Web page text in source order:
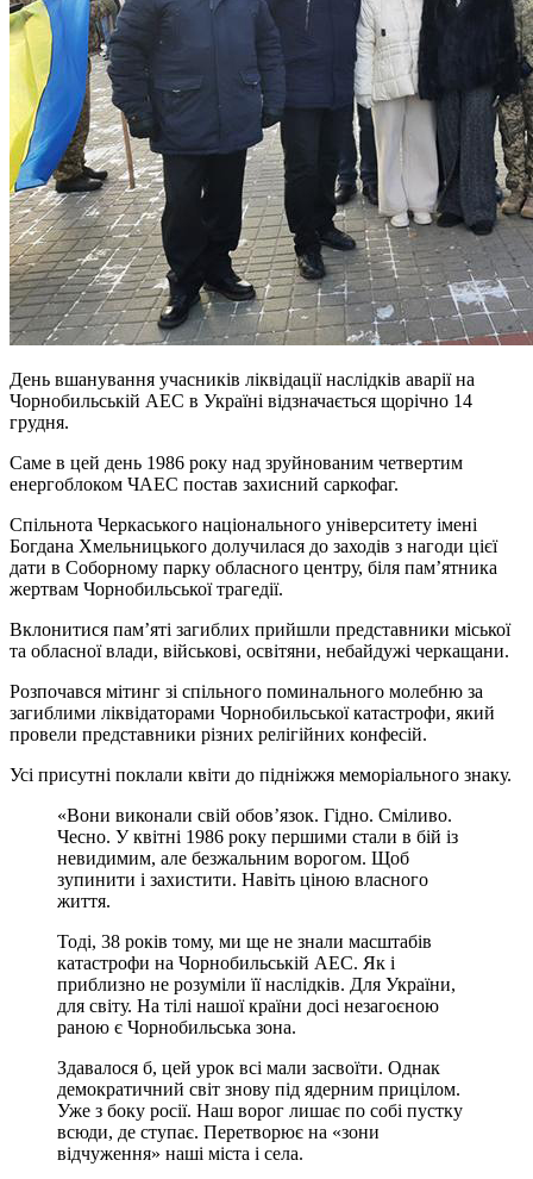
День вшанування учасників ліквідації наслідків аварії на
Чорнобильській АЕС в Україні відзначається щорічно 14
грудня.
Саме в цей день 1986 року над зруйнованим четвертим
енергоблоком ЧАЕС постав захисний саркофаг.
Спільнота Черкаського національного університету імені
Богдана Хмельницького долучилася до заходів з нагоди цієї
дати в Соборному парку обласного центру, біля пам’ятника
жертвам Чорнобильської трагедії.
Вклонитися пам’яті загиблих прийшли представники міської
та обласної влади, військові, освітяни, небайдужі черкащани.
Розпочався мітинг зі спільного поминального молебню за
загиблими ліквідаторами Чорнобильської катастрофи, який
провели представники різних релігійних конфесій.
Усі присутні поклали квіти до підніжжя меморіального знаку.
«Вони виконали свій обов’язок. Гідно. Сміливо.
Чесно. У квітні 1986 року першими стали в бій із
невидимим, але безжальним ворогом. Щоб
зупинити і захистити. Навіть ціною власного
життя.
Тоді, 38 років тому, ми ще не знали масштабів
катастрофи на Чорнобильській АЕС. Як і
приблизно не розуміли її наслідків. Для України,
для світу. На тілі нашої країни досі незагоєною
раною є Чорнобильська зона.
Здавалося б, цей урок всі мали засвоїти. Однак
демократичний світ знову під ядерним прицілом.
Уже з боку росії. Наш ворог лишає по собі пустку
всюди, де ступає. Перетворює на «зони
відчуження» наші міста і села.